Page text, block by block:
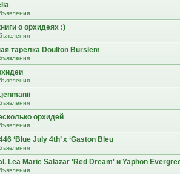
о орхидеях :)
тарелка Doulton Burslem
орхидей
‘Blue July 4th’ x ‘Gaston Bleu
Lea Marie Salazar 'Red Dream' и Yaphon